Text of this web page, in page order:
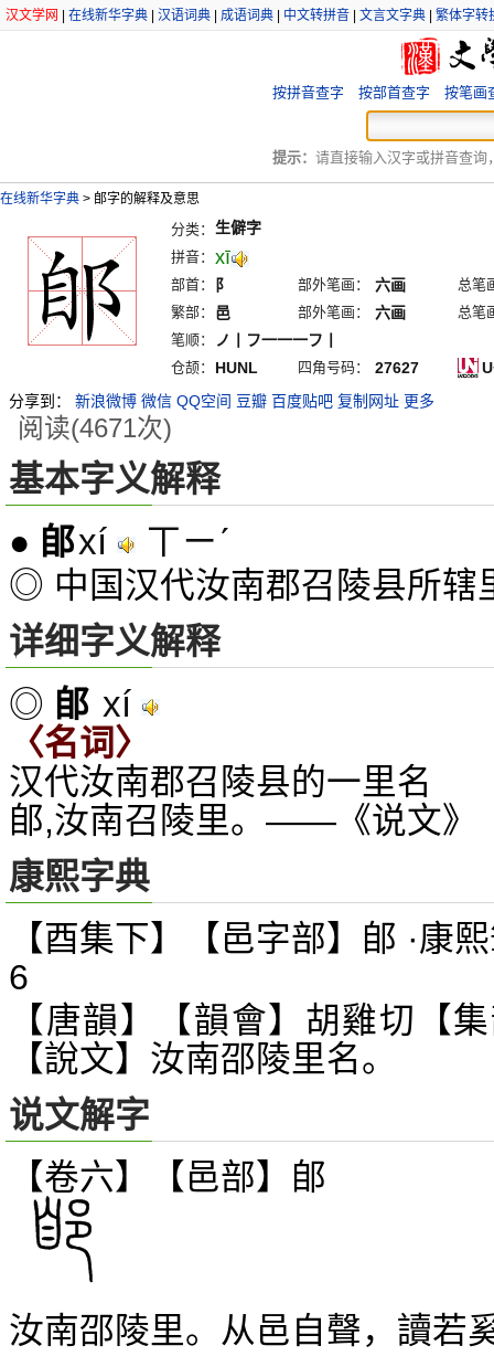
汉文学网 在线新华字典 汉语词典 成语词典 中文转拼音 文言文字典 繁体字转
按拼音查字 按部首查字 按笔画
提示： 请直接输入汉字或拼音查询
在线新华字典 > 郋字的解释及意思
分类： 生僻字
拼音： xī
部首： 阝 部外笔画： 六画
总笔
繁部：
邑 部外笔画： 六画
总笔
笔顺：
ノ丨フ一一一フ丨
仓颉： HUNL 四角号码： 27627
分享到：
新浪微博 微信 QQ空间 豆瓣 百度贴吧 复制网址 更多
阅读(4671次)
基本字义解释
● 郋xí ㄒㄧˊ
◎ 中国汉代汝南郡召陵县所辖
详细字义解释
◎ 郋 xí
〈名词〉
汉代汝南郡召陵县的一里名
郋,汝南召陵里。——《说文》
康熙字典
【酉集下】【邑字部】郋 ·康
6
【唐韻】【韻會】胡雞切【
【說文】汝南邵陵里名。
说文解字
【卷六】【邑部】 郋
汝南邵陵里。从邑自聲，讀若